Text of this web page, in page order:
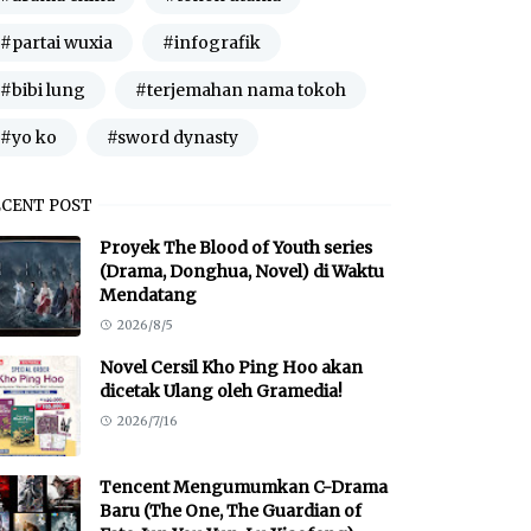
#partai wuxia #infografik
#bibi lung #terjemahan nama tokoh
#yo ko #sword dynasty
POST
Proyek The Blood of Youth series
(Drama, Donghua, Novel) di Waktu
Mendatang
2026/8/5
Novel Cersil Kho Ping Hoo akan
dicetak Ulang oleh Gramedia!
2026/7/16
Tencent Mengumumkan C-Drama
Baru (The One, The Guardian of